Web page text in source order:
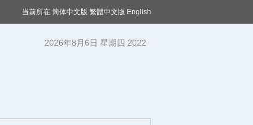
当前所在 简体中文版 繁體中文版 English
2026年8月6日 星期四 2022